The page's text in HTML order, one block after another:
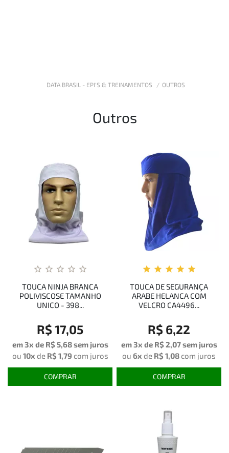
DATA BRASIL - EPI'S & TREINAMENTOS OUTROS
Outros
TOUCA NINJA BRANCA
POLIVISCOSE TAMANHO
UNICO - 398...
R$ 17,05
em 3x de R$ 5,68sem juros
ou 10x de R$ 1,79 com juros
COMPRAR
TOUCA DE SEGURANÇA
ARABE HELANCA COM
VELCRO CA4496...
R$ 6,22
em 3x de R$ 2,07sem juros
ou 6x de R$ 1,08 com juros
COMPRAR